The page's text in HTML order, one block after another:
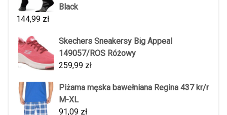
Black
144,99 zł
Skechers Sneakersy Big Appeal
149057/ROS Różowy
259,99 zł
Piżama męska bawełniana Regina 437 kr/r
M-XL
91,09 zł